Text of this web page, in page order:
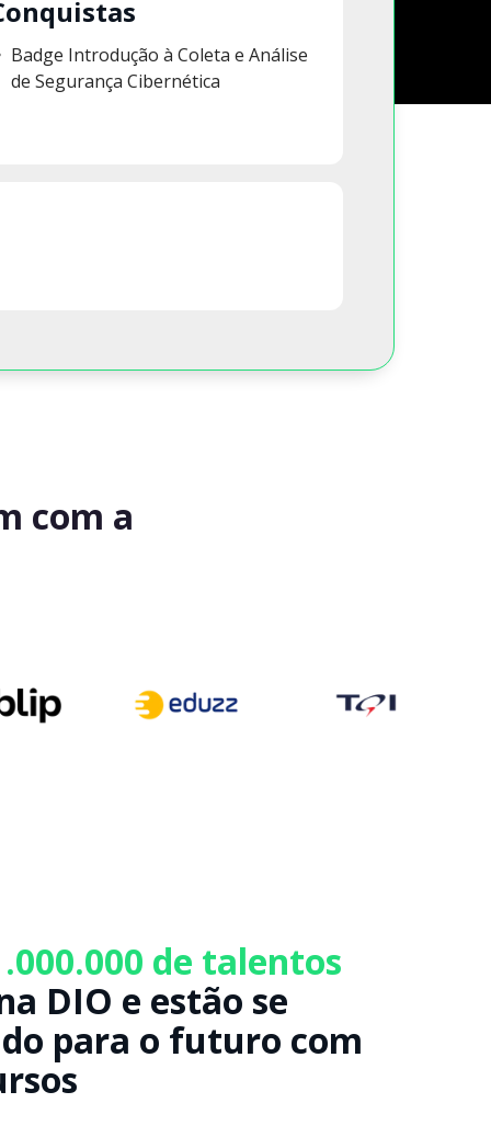
Badge Introdução à Coleta e Análise
de Segurança Cibernética
com a
de talentos
DIO e estão se
para o futuro com